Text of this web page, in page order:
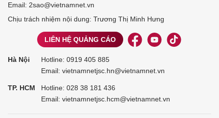
Email: 2sao@vietnamnet.vn
Chịu trách nhiệm nội dung: Trương Thị Minh Hưng
LIÊN HỆ QUẢNG CÁO
Hà Nội Hotline: 0919 405 885
Email: vietnamnetjsc.hn@vietnamnet.vn
TP. HCM Hotline: 028 38 181 436
Email: vietnamnetjsc.hcm@vietnamnet.vn